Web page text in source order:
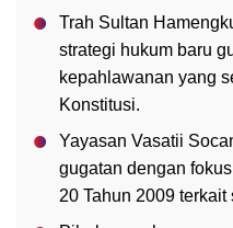
Trah Sultan
strategi hukum baru
kepahlawanan yang
Konstitusi.
Yayasan Vasatii
gugatan dengan
20 Tahun 2009